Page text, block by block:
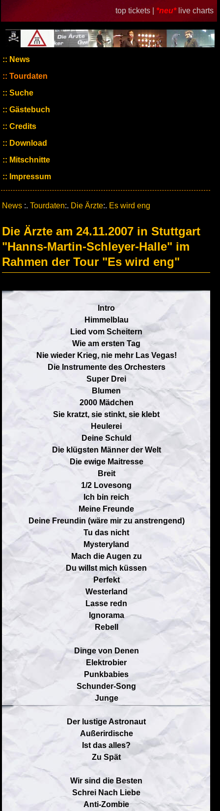
top tickets | *neu* live charts
News
Tourdaten
Suche
Gästebuch
Credits
Download
Mitschnitte
Impressum
News :. Tourdaten:. Die Ärzte:. Es wird eng
Die Ärzte am 24.11.2007 in Stuttgart
"Hanns-Martin-Schleyer-Halle" im
Rahmen der Tour "Es wird eng"
Intro
Himmelblau
Lied vom Scheitern
Wie am ersten Tag
Nie wieder Krieg, nie mehr Las Vegas!
Die Instrumente des Orchesters
Super Drei
Blumen
2000 Mädchen
Sie kratzt, sie stinkt, sie klebt
Heulerei
Deine Schuld
Die klügsten Männer der Welt
Die ewige Maitresse
Breit
1/2 Lovesong
Ich bin reich
Meine Freunde
Deine Freundin (wäre mir zu anstrengend)
Tu das nicht
Mysteryland
Mach die Augen zu
Du willst mich küssen
Perfekt
Westerland
Lasse redn
Ignorama
Rebell
Dinge von Denen
Elektrobier
Punkbabies
Schunder-Song
Junge
Der lustige Astronaut
Außerirdische
Ist das alles?
Zu Spät
Wir sind die Besten
Schrei Nach Liebe
Anti-Zombie